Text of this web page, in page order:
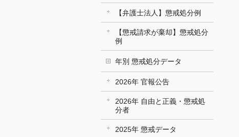
【弁護士法人】懲戒処分例
【懲戒請求が棄却】懲戒処分
例
年別 懲戒処分データ
2026年 官報公告
2026年 自由と正義・懲戒処
分者
2025年 懲戒データ